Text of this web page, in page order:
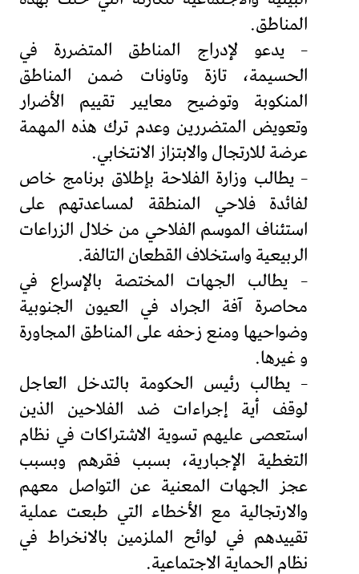
المناطق.
– يدعو لإدراج المناطق المتضررة في
الحسيمة، تازة وتاونات ضمن المناطق
المنكوبة وتوضيح معايير تقييم الأضرار
وتعويض المتضررين وعدم ترك هذه المهمة
عرضة للارتجال والابتزاز الانتخابي.
– يطالب وزارة الفلاحة بإطلاق برنامج خاص
لفائدة فلاحي المنطقة لمساعدتهم على
استئناف الموسم الفلاحي من خلال الزراعات
الربيعية واستخلاف القطعان التالفة.
– يطالب الجهات المختصة بالإسراع في
محاصرة آفة الجراد في العيون الجنوبية
وضواحيها ومنع زحفه على المناطق المجاورة
و غيرها.
– يطالب رئيس الحكومة بالتدخل العاجل
لوقف أية إجراءات ضد الفلاحين الذين
استعصى عليهم تسوية الاشتراكات في نظام
التغطية الإجبارية، بسبب فقرهم وبسبب
عجز الجهات المعنية عن التواصل معهم
والارتجالية مع الأخطاء التي طبعت عملية
تقييدهم في لوائح الملزمين بالانخراط في
نظام الحماية الاجتماعية.